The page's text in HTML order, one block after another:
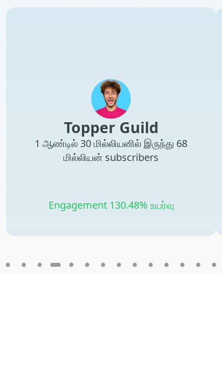
Topper Guild
1 ஆண்டில் 30 மில்லியனில் இருந்து 68
மில்லியன் subscribers
Engagement 130.48% உயர்வு